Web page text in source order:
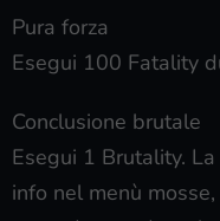
Pura forza
Esegui 100 Fatality
Conclusione brutale
Esegui 1 Brutality.
info nel menù